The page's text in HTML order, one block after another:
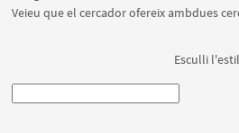
Veieu que el cercador ofereix ambdues
Esculli